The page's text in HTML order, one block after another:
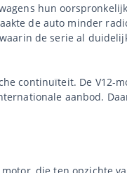
hun
de auto minder
de serie al
continuïteit. De
aanbod.